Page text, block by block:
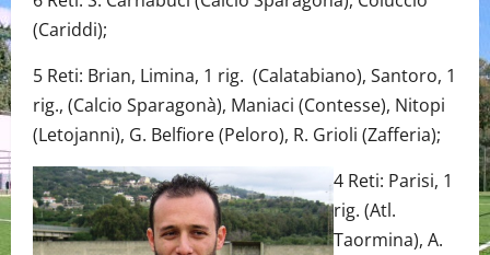
(Cariddi);
5 Reti: Brian, Limina, 1 rig. (Calatabiano), Santoro, 1
rig., (Calcio Sparagonà), Maniaci (Contesse), Nitopi
(Letojanni), G. Belfiore (Peloro), R. Grioli (Zafferia);
4 Reti: Parisi, 1
rig. (Atl.
Taormina), A.